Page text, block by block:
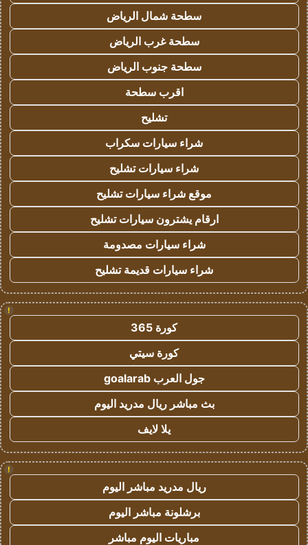
سطحة شمال الرياض
سطحة غرب الرياض
سطحة جنوب الرياض
اقرب سطحة
تشليح
شراء سيارات سكراب
شراء سيارات تشليح
موقع شراء سيارات تشليح
ارقام يشترون سيارات تشليح
شراء سيارات مصدومة
شراء سيارات قديمة تشليح
!
كورة 365
كورة سيتي
جول العرب goalarab
بث مباشر ريال مدريد اليوم
يلا لايف
!
ريال مدريد مباشر اليوم
برشلونة مباشر اليوم
مباريات اليوم مباشر